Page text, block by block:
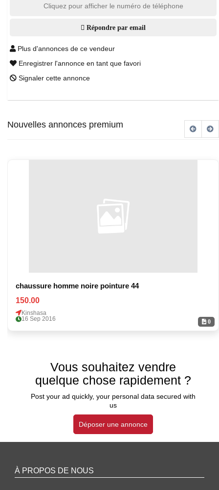
Cliquez pour afficher le numéro de téléphone
Répondre par email
Plus d'annonces de ce vendeur
Enregistrer l'annonce en tant que favori
Signaler cette annonce
Nouvelles annonces premium
0
chaussure homme noire pointure 44
150.00
Kinshasa
16 Sep 2016
Vous souhaitez vendre
quelque chose rapidement ?
Post your ad quickly, your personal data secured with
us
Déposer une annonce
À PROPOS DE NOUS